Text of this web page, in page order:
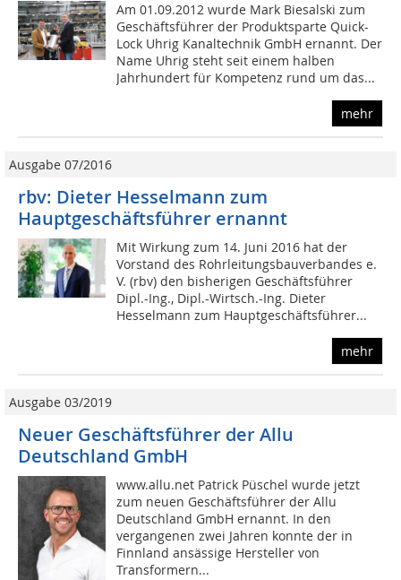
Am 01.09.2012 wurde Mark Biesalski zum
Geschäftsführer der Produktsparte Quick-
Lock Uhrig Kanaltechnik GmbH ernannt. Der
Name Uhrig steht seit einem halben
Jahrhundert für Kompetenz rund um das...
mehr
Ausgabe 07/2016
rbv: Dieter Hesselmann zum
Hauptgeschäftsführer ernannt
Mit Wirkung zum 14. Juni 2016 hat der
Vorstand des Rohrleitungsbauverbandes e.
V. (rbv) den bisherigen Geschäftsführer
Dipl.-Ing., Dipl.-Wirtsch.-Ing. Dieter
Hesselmann zum Hauptgeschäftsführer...
mehr
Ausgabe 03/2019
Neuer Geschäftsführer der Allu
Deutschland GmbH
www.allu.net Patrick Püschel wurde jetzt
zum neuen Geschäftsführer der Allu
Deutschland GmbH ernannt. In den
vergangenen zwei Jahren konnte der in
Finnland ansässige Hersteller von
Transformern...